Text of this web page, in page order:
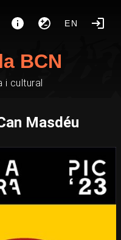
EN
BCN
i cultural
Masdéu